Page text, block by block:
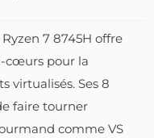
7 8745H offre
cœurs pour la
virtualisés. Ses 8
faire tourner
comme VS